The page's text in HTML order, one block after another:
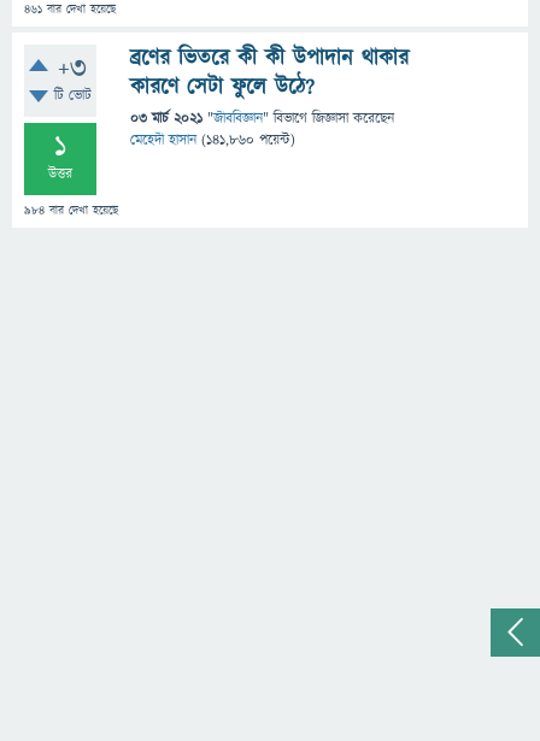
461 বার দেখা হয়েছে
+3
টি ভোট
1
উত্তর
984 বার দেখা হয়েছে
ব্রণের ভিতরে কী কী উপাদান থাকার
কারণে সেটা ফুলে উঠে?
03 মার্চ 2021 "জীববিজ্ঞান" বিভাগে জিজ্ঞাসাকরেছেন
মেহেদী হাসান (141,860 পয়েন্ট)